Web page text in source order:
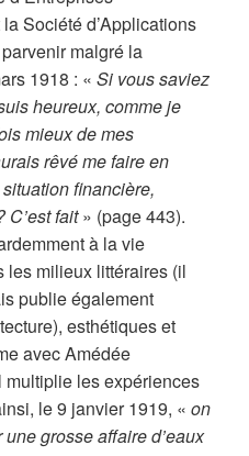
Société d’Applications
malgré la
1918 : «Si vous saviez
heureux, comme je
mieux de mes
rêvé me faire en
financière,
C’est fait» (page 443).
à la vie
les milieux littéraires (il
publie également
esthétiques et
avec Amédée
multiplie les expériences
le 9 janvier 1919, «on
grosse affaire d’eaux